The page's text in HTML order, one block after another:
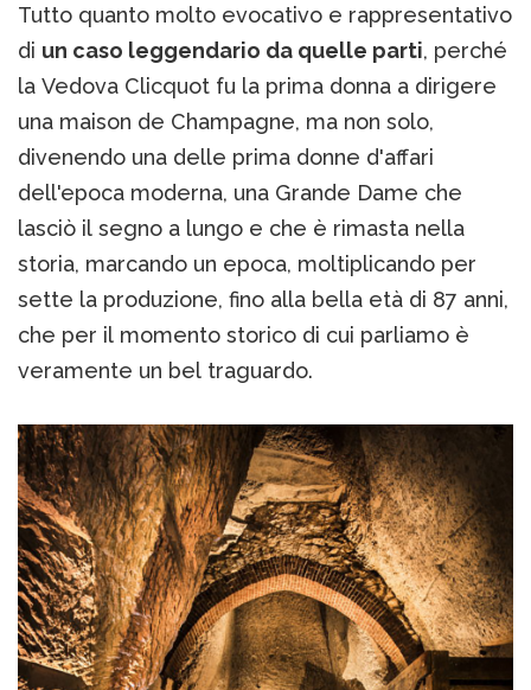
Tutto quanto molto evocativo e rappresentativo
di un caso leggendario da quelle parti, perché
la Vedova Clicquot fu la prima donna a dirigere
una maison de Champagne, ma non solo,
divenendo una delle prima donne d'affari
dell'epoca moderna, una Grande Dame che
lasciò il segno a lungo e che è rimasta nella
storia, marcando un epoca, moltiplicando per
sette la produzione, fino alla bella età di 87 anni,
che per il momento storico di cui parliamo è
veramente un bel traguardo.